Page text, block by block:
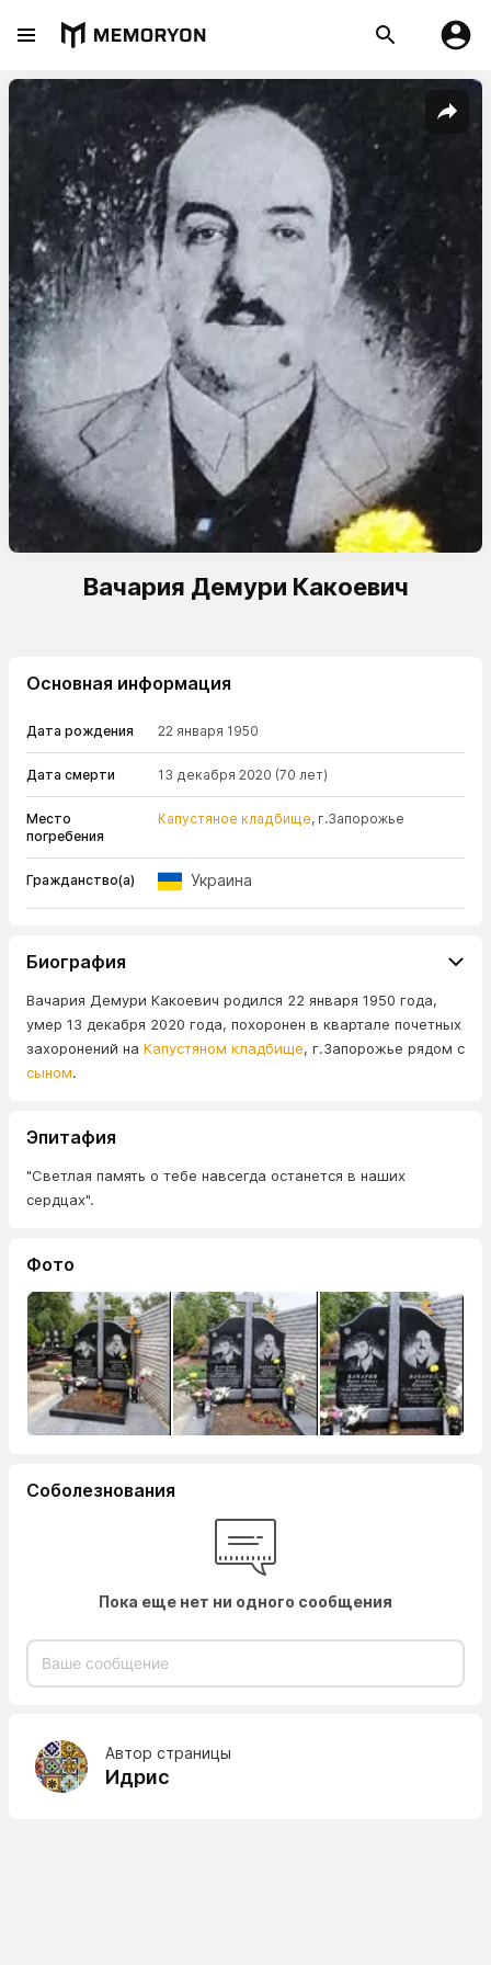
Вачария Демури Какоевич
Основная информация
Дата рождения 22 января 1950
Дата смерти 13 декабря 2020 (70 лет)
Место
погребения
Капустяное кладбище, г.Запорожье
Гражданство(а) Украина
Биография
Вачария Демури Какоевич родился 22 января 1950 года,
умер 13 декабря 2020 года, похоронен в квартале почетных
захоронений на Капустяном кладбище, г.Запорожье рядом с
сыном.
Эпитафия
"Светлая память о тебе навсегда останется в наших
сердцах".
Фото
Соболезнования
Пока еще нет ни одного сообщения
Автор страницы
Идрис